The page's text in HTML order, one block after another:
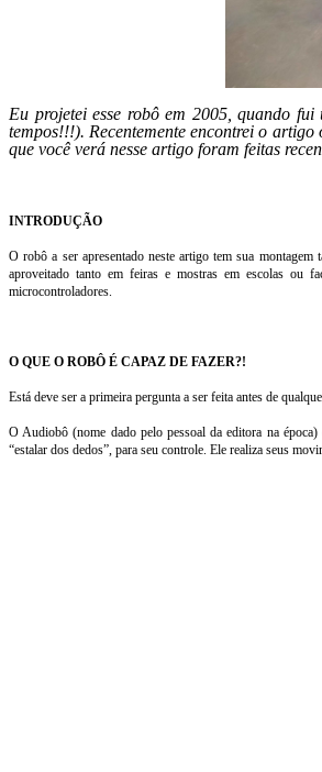
Eu projetei esse robô em 2005, quando
tempos!!!). Recentemente encontrei o
que você verá nesse artigo foram feitas
INTRODUÇÃO
O robô a ser apresentado neste artigotem sua montagem
aproveitado tanto em feiras e mostras em escolas ou
microcontroladores.
O QUE O ROBÔ É CAPAZ DE FAZER?!
Está deve ser a primeira pergunta a ser feita antes de
O Audiobô (nome dado pelo pessoal da editora na
“estalar dos dedos”, para seu controle. Ele realiza seus